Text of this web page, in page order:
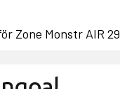
Zone Monstr AIR 29